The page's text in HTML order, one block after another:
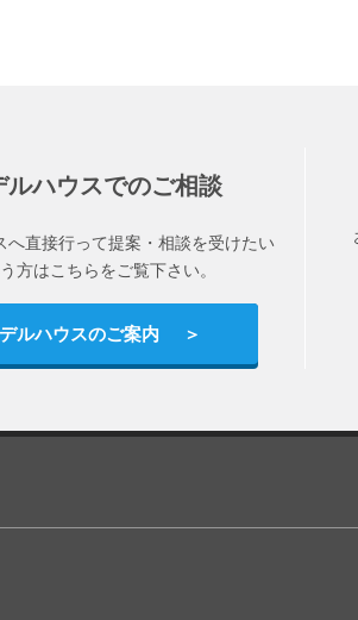
ルハウスでのご相談
へ直接行って提案・相談を受けたい
方はこちらをご覧下さい。
ルハウスのご案内